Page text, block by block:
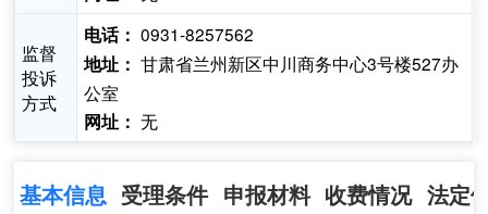
监督
投诉
方式
电话： 0931-8257562
地址： 甘肃省兰州新区中川商务中心3号楼527办
公室
网址： 无
基本信息 受理条件 申报材料 收费情况 法定